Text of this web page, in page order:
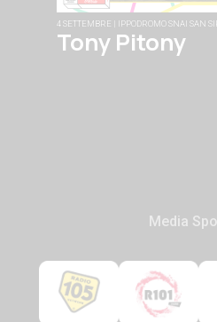
4 SETTEMBRE | IPPODROMO SNAI SAN
Tony Pitony
Media